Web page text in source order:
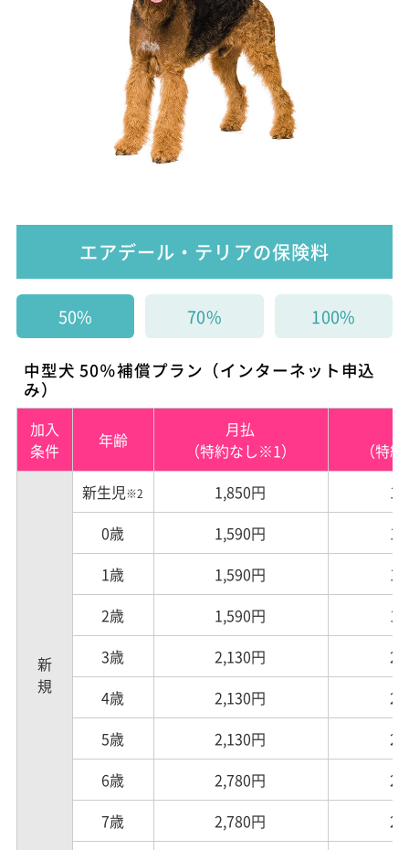
エアデール・テリアの保険料
50% 70% 100%
中型犬 50％補償プラン（インターネット申込
み）
加入
条件
年齢
新規
新生児※2
0歳
1歳
2歳
3歳
4歳
5歳
6歳
7歳
月払
（特約なし※1）
（特
1,850円
1,590円
1,590円
1,590円
2,130円
2,130円
2,130円
2,780円
2,780円